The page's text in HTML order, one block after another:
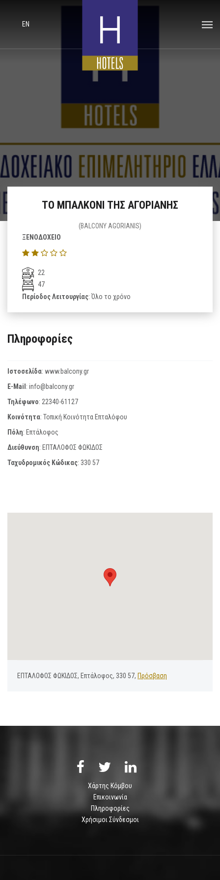
EN
ΤΟ ΜΠΑΛΚΟΝΙ ΤΗΣ ΑΓΟΡΙΑΝΗΣ
(BALCONY AGORIANIS)
ΞΕΝΟΔΟΧΕΙΟ
22
47
Περίοδος Λειτουργίας: Όλο το χρόνο
Πληροφορίες
Ιστοσελίδα: www.balcony.gr
E-Mail: info@balcony.gr
Τηλέφωνο: 22340-61127
Κοινότητα: Τοπική Κοινότητα Επταλόφου
Πόλη: Επτάλοφος
Διεύθυνση: ΕΠΤΑΛΟΦΟΣ ΦΩΚΙΔΟΣ
Ταχυδρομικός Κώδικας: 330 57
ΕΠΤΑΛΟΦΟΣ ΦΩΚΙΔΟΣ, Επτάλοφος, 330 57, Πρόσβαση
Χάρτης Κόμβου
Επικοινωνία
Πληροφορίες
Χρήσιμοι Σύνδεσμοι